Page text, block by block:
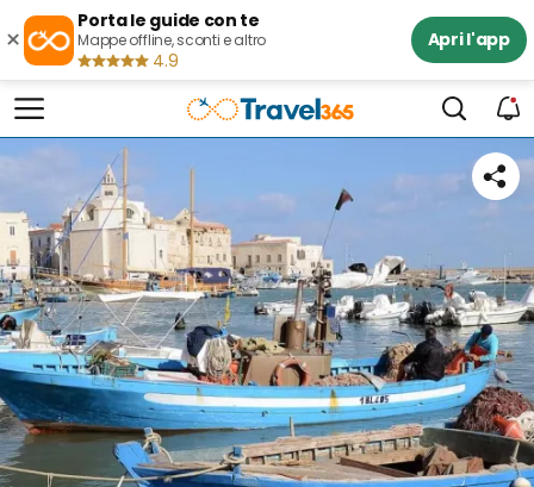
×
Porta le guide con te
Mappe offline, sconti e altro
4.9
Apri l'app